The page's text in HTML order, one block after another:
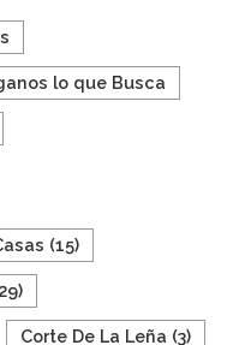
lo que Busca
(15)
Corte De La Leña (3)